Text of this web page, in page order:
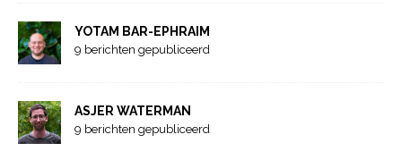
YOTAM BAR-EPHRAIM
9 berichten gepubliceerd
ASJER WATERMAN
9 berichten gepubliceerd